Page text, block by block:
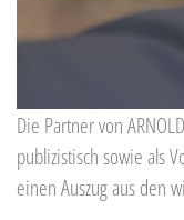
Die Partner von
publizistisch sowie als
einen Auszug aus den